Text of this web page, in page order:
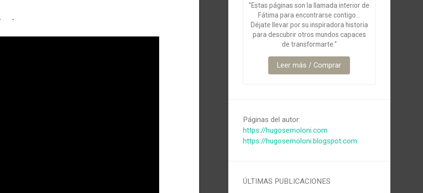
"Estas páginas son la llamada interior de
Fátima para encontrarse contigo...
Déjate llevar por su inspiradora historia
para descubrir otros mundos capaces
de transformarte."
Leer más / Comprar
Páginas del autor:
https://hugosemoloni.com
https://hugosemoloni.blogspot.com
ÚLTIMAS PUBLICACIONES